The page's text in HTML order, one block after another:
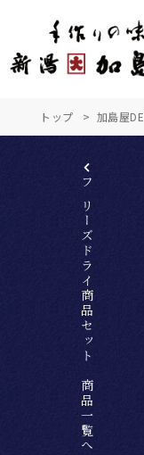
トップ 加島屋
フリーズドライ商品セット 商品一覧へ